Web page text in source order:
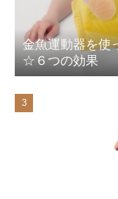
金魚運動器を使
☆６つの効果